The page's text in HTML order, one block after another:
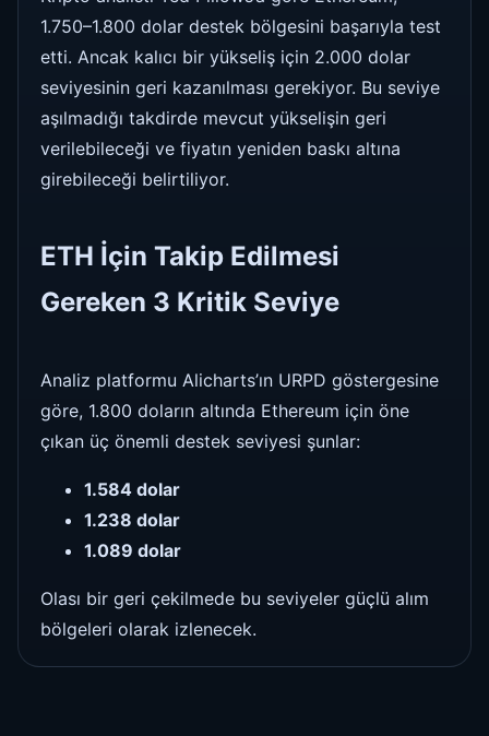
1.750–1.800 dolar destek bölgesini başarıyla test
etti. Ancak kalıcı bir yükseliş için 2.000 dolar
seviyesinin geri kazanılması gerekiyor. Bu seviye
aşılmadığı takdirde mevcut yükselişin geri
verilebileceği ve fiyatın yeniden baskı altına
girebileceği belirtiliyor.
ETH İçin Takip Edilmesi
Gereken 3 Kritik Seviye
Analiz platformu Alicharts’ın URPD göstergesine
göre, 1.800 doların altında Ethereum için öne
çıkan üç önemli destek seviyesi şunlar:
1.584 dolar
1.238 dolar
1.089 dolar
Olası bir geri çekilmede bu seviyeler güçlü alım
bölgeleri olarak izlenecek.